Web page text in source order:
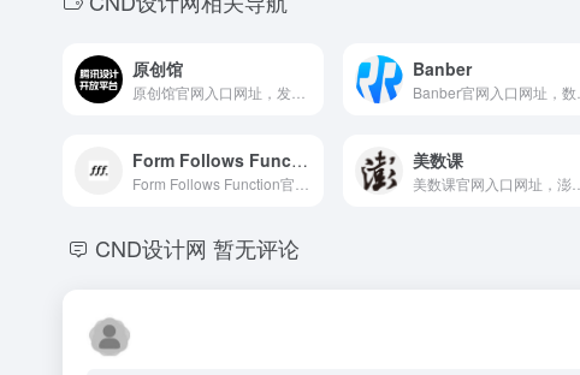
原创馆 Banber
Form Follows Function 美数课
美数课官网入口网址，澎湃新闻旗下的信息图作品，用数字解读新闻
CND设计网 暂无评论